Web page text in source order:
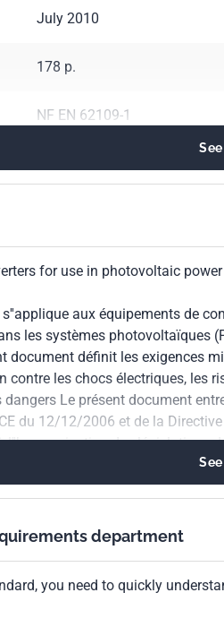
July 2010
178 p.
NF EN 62109-1
prEN 62109
for use in photovoltaic
aux équipements de
les systèmes photovoltaïques
document définit les exigences
contre les chocs électriques, les
Le présent document
du 12/12/2006 et de la
des législations
destiné à être employé
department
you need to quickly